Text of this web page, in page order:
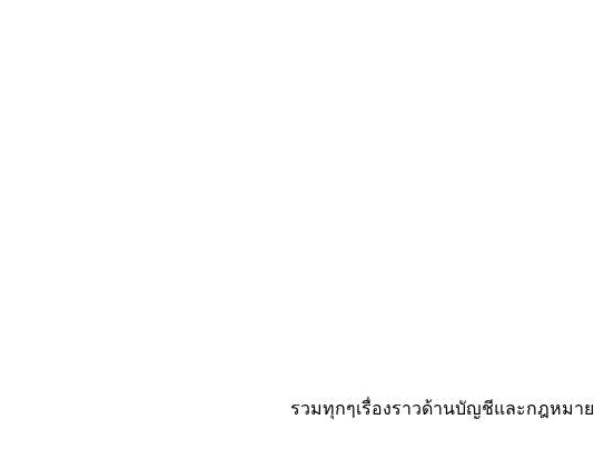
รวมทุกๆเรื่องราวด้านบัญชีและกฎหมาย ไม่